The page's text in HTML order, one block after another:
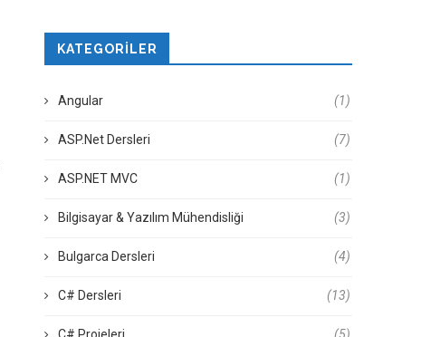
KATEGORILER
Angular (1)
ASP.Net Dersleri (7)
ASP.NET MVC (1)
Bilgisayar & Yazılım Mühendisliği (3)
Bulgarca Dersleri (4)
C# Dersleri (13)